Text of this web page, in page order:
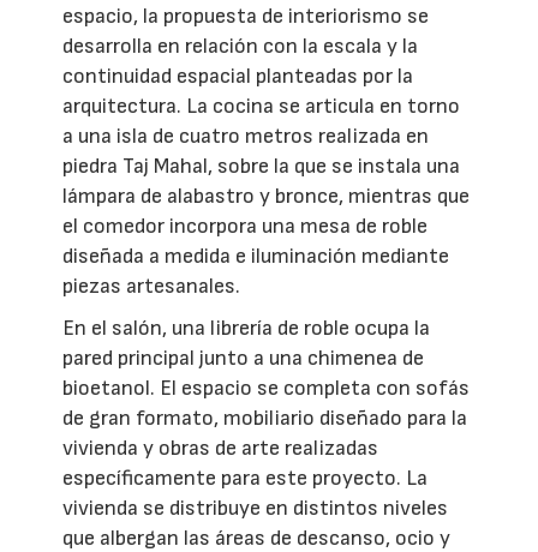
espacio, la propuesta de interiorismo se
desarrolla en relación con la escala y la
continuidad espacial planteadas por la
arquitectura. La cocina se articula en torno
a una isla de cuatro metros realizada en
piedra Taj Mahal, sobre la que se instala una
lámpara de alabastro y bronce, mientras que
el comedor incorpora una mesa de roble
diseñada a medida e iluminación mediante
piezas artesanales.
En el salón, una librería de roble ocupa la
pared principal junto a una chimenea de
bioetanol. El espacio se completa con sofás
de gran formato, mobiliario diseñado para la
vivienda y obras de arte realizadas
específicamente para este proyecto. La
vivienda se distribuye en distintos niveles
que albergan las áreas de descanso, ocio y